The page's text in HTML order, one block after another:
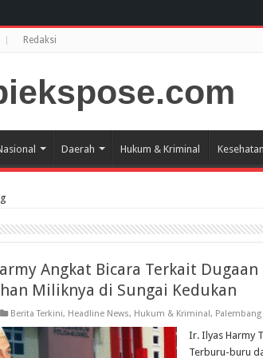
Redaksi
Daerah Hukum & Kriminal Kesehatan
Angkat Bicara Terkait
Miliknya di Sungai Kedukan
Berita Terkini, Headline News, Hukum & Kriminal , Palembang
Ir. Ilyas Harmy
Terburu-buru